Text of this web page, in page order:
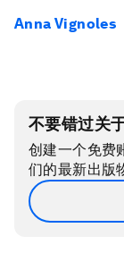
Anna Vignoles
不要错过关
创建一个免费
们的最新出版